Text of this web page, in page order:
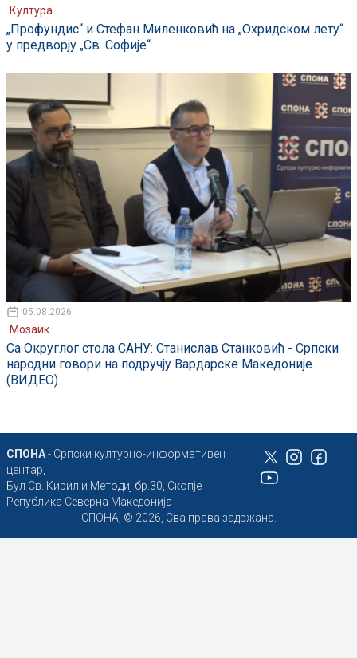
Култура
„Профундис“ и Стефан Миленковић на „Охридском лету“
у предворју „Св. Софије“
05.08.2026
Мозаик
Са Округлог стола САНУ: Станислав Станковић - Српски
народни говори на подручју Вардарске Македоније
(ВИДЕО)
СПОНА- Српски културно-информативен
центар,
Бул Св. Кирил и Методиј бр.30, Скопје
Република Северна Македонија
СПОНА, © 2026, Сва права задржана.